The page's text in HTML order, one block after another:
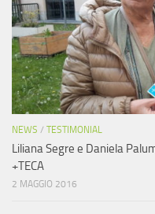
NEWS / TESTIMONIAL
Liliana Segre e Daniela
+TECA
2 MAGGIO 2016